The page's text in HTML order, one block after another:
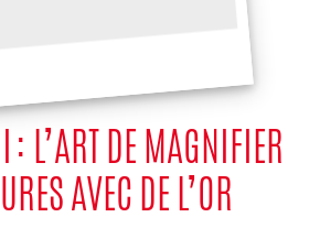
: L’ART DE MAGNIFIER
AVEC DE L’OR